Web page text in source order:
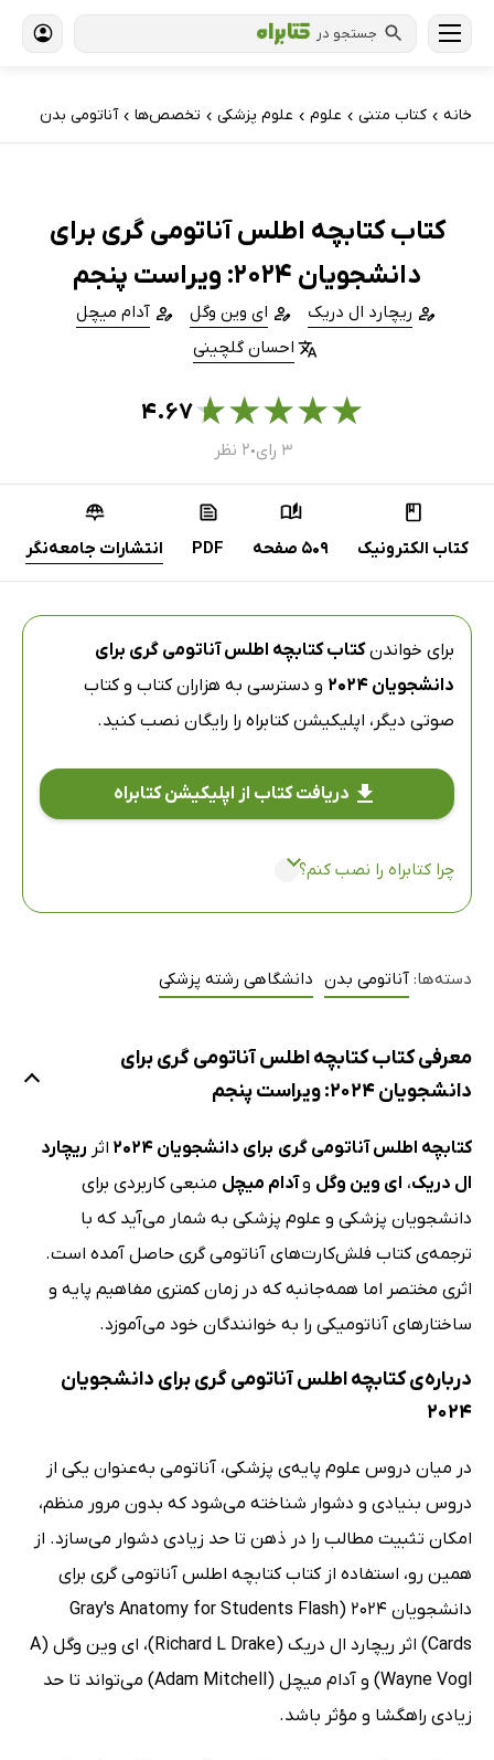
جستجو در
خانه › کتاب‌ متنی › علوم › علوم پزشکی › تخصص‌ها › آناتومی بدن
کتاب کتابچه اطلس آناتومی گری برای
دانشجویان 2024: ویراست پنجم
ریچارد ال دریک ای وین وگل
آدام میچل
احسان گلچینی
★
★
★
★
★۴.۶۷
۳ رای ● ۲ نظر
کتاب الکترونیک 509 صفحه PDF انتشارات جامعه‌نگر
برای خواندنکتاب کتابچه اطلس آناتومی گری برای
دانشجویان 2024
و دسترسی به هزاران کتاب و کتاب
صوتی دیگر، اپلیکیشن کتابراه را رایگان نصب کنید.
دریافت کتاب از اپلیکیشن کتابراه
چرا کتابراه را نصب کنم؟
دسته‌ها: آناتومی بدن دانشگاهی رشته پزشکی
معرفی کتاب کتابچه اطلس آناتومی گری برای
دانشجویان 2024: ویراست پنجم
کتابچه اطلس آناتومی گری برای دانشجویان 2024 اثر ریچارد
ال دریک، ای وین وگل وآدام میچل منبعی کاربردی برای
دانشجویان پزشکی و علوم پزشکی به شمار می‌آید که با
ترجمه‌ی کتاب فلش‌کارت‌های آناتومی گری حاصل آمده است.
اثری مختصر اما همه‌جانبه که در زمان کمتری مفاهیم پایه و
ساختارهای آناتومیکی را به خوانندگان خود می‌آموزد.
درباره‌ی کتابچه اطلس آناتومی گری برای دانشجویان
2024
در میان دروس علوم پایه‌ی پزشکی، آناتومی به‌عنوان یکی از
دروس بنیادی و دشوار شناخته می‌شود که بدون مرور منظم،
امکان تثبیت مطالب را در ذهن تا حد زیادی دشوار می‌سازد. از
همین رو، استفاده از کتاب کتابچه اطلس آناتومی گری برای
دانشجویان 2024 (Gray's Anatomy for Students Flash
Cards) اثر ریچارد ال دریک (Richard L Drake)، ای وین وگل (A
Wayne Vogl) و آدام میچل (Adam Mitchell) می‌تواند تا حد
زیادی راهگشا و مؤثر باشد.